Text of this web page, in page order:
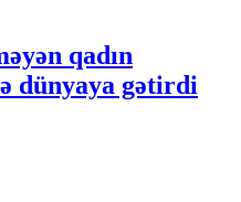
qadın
dünyaya gətirdi